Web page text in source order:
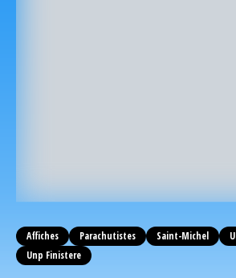
Affiches Parachutistes Saint-Michel
Unp Finistere